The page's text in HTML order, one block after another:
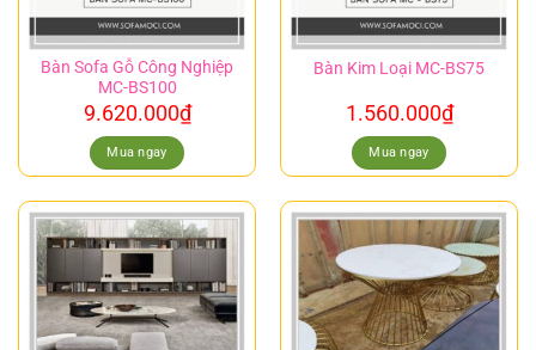
Bàn Sofa Gỗ Công Nghiệp
MC-BS100
9.620.000₫
Mua ngay
Bàn Kim Loại MC-BS75
1.560.000₫
Mua ngay